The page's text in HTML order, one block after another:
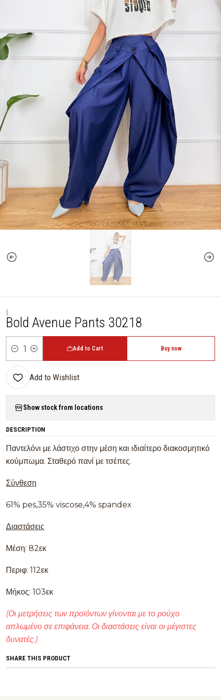
|
Bold Avenue Pants 30218
Quantity
Add to Cart Buy now
Add to Wishlist
Show stock from locations
DESCRIPTION
Παντελόνι με λάστιχο στην μέση και ιδιαίτερο διακοσμητικό
κούμπωμα. Σταθερό πανί με τσέπες.
Σύνθεση
61% pes,35% viscose,4% spandex
Διαστάσεις
Μέση: 82εκ
Περιφ: 112εκ
Μήκος: 103εκ
(Οι μετρήσεις των προϊόντων γίνονται με το ρούχο
απλωμένο σε επιφάνεια. Οι διαστάσεις είναι οι μέγιστες
δυνατές.)
SHARE THIS PRODUCT